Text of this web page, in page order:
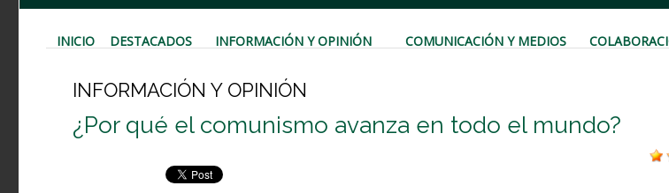
INICIO DESTACADOS INFORMACIÓN Y OPINIÓN COMUNICACIÓN Y MEDIOS
INFORMACIÓN Y OPINIÓN
¿Por qué el comunismo avanza en todo el mundo?